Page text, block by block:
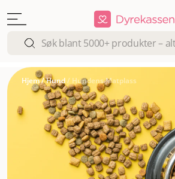
Hjem/Hund/ Hundens Matplass